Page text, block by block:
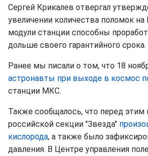
Сергей Крикалев отвергал
увеличении количества поломок
модули станции способны
дольше своего гарантийного срока.
Ранее мы писали о том, что 18
астронавты при выходе в космос
станции МКС.
Также сообщалось, что перед
российской секции "Звезда"
кислорода, а также было
давления. В Центре управления